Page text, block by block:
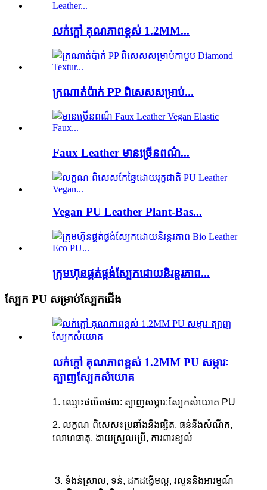
លក់ក្តៅ គុណភាពខ្ពស់ 1.2MM...
ក្រណាត់ប៉ាក់ PP ពិសេសសម្រាប់...
Faux Leather មានច្រើនពណ៌...
Vegan PU Leather Plant-Bas...
ក្រុមហ៊ុនផ្គត់ផ្គង់ស្បែកដោយនិរន្តរភាព...
ស្បែក PU សម្រាប់ស្បែកជើង
លក់ក្តៅ គុណភាពខ្ពស់ 1.2MM PU សម្ភារៈ
ត្បាញស្បែកសំយោគ
1. ឈ្មោះផលិតផល: ត្បាញសម្ភារៈស្បែកសំយោគ PU
2. លក្ខណៈពិសេស៖ប្រឆាំងនឹងផ្សិត, ធន់នឹងសំណឹក,
លោហធាតុ, ងាយស្រួលប្រើ, ការពារខ្យល់
3. ទំងន់ស្រាល, ទន់, ដកដង្ហើមល្អ, រលូននិងអារម្មណ៍